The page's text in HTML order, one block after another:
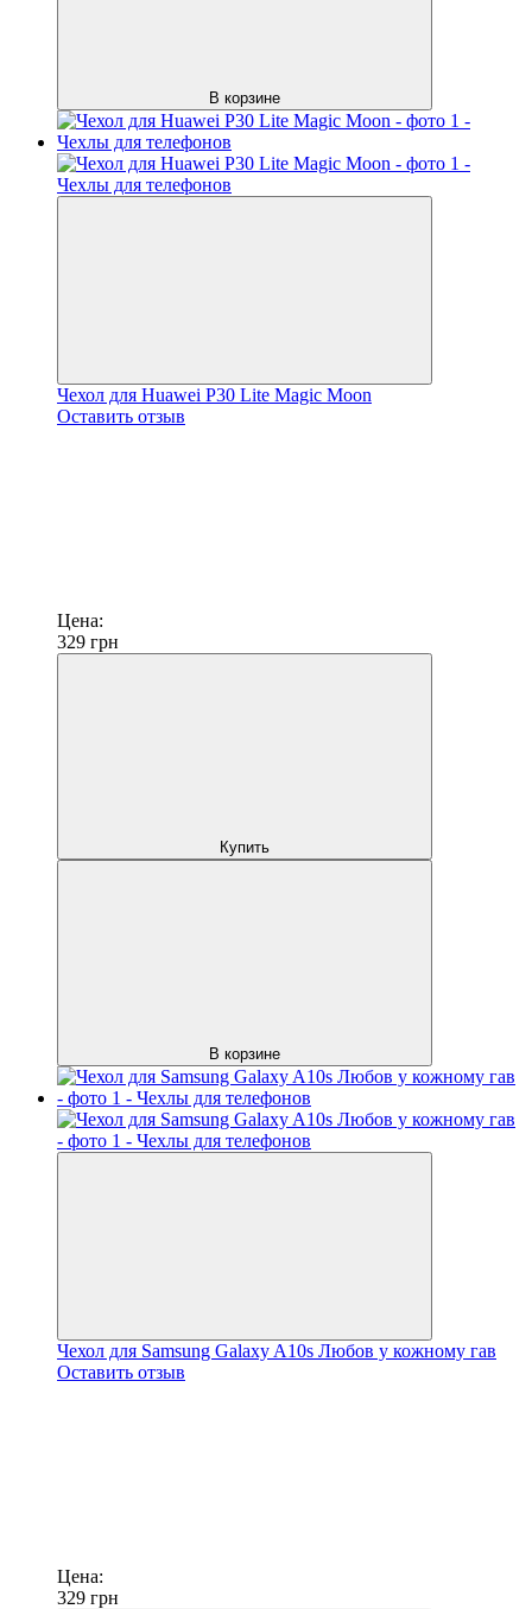
В корзине
Чехол для Huawei P30 Lite Magic Moon
Оставить отзыв
Цена:
329 грн
Купить
В корзине
Чехол для Samsung Galaxy A10s Любов у кожному гав
Оставить отзыв
Цена:
329 грн